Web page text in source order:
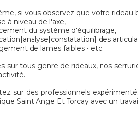
si vous observez que votre rideau
à niveau de l'axe,
du système d'équilibrage,
des
de lames faibles • etc.
sur tous genre de rideaux, nos
sur des professionnels
Saint Ange Et Torcay avec un